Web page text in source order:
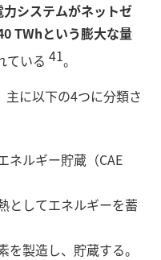
システムがネットゼ
TWhという膨大な量
ている 41。
主に以下の4つに分類さ
ネルギー貯蔵（CAE
としてエネルギーを蓄
製造し、貯蔵する。